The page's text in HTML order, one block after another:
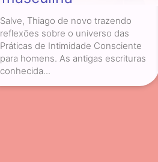
Salve, Thiago de novo trazendo
reflexões sobre o universo das
Práticas de Intimidade Consciente
para homens. As antigas escrituras
conhecida...